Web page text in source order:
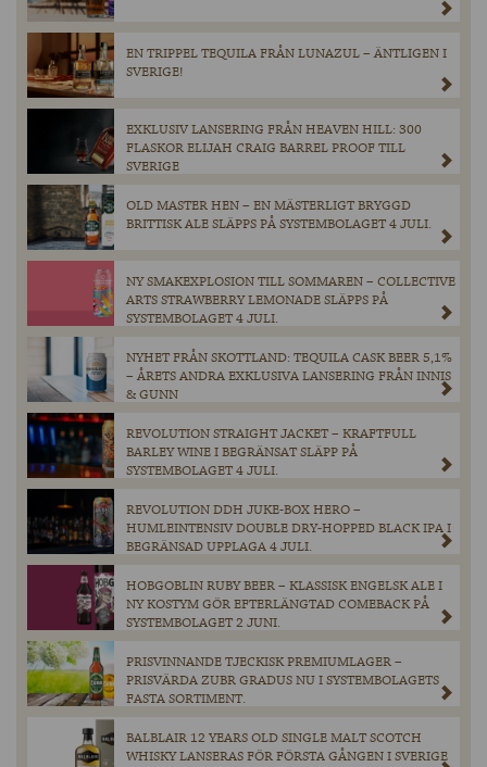
EN TRIPPEL TEQUILA FRÅN LUNAZUL – ÄNTLIGEN I
SVERIGE!
EXKLUSIV LANSERING FRÅN HEAVEN HILL: 300
FLASKOR ELIJAH CRAIG BARREL PROOF TILL
SVERIGE
OLD MASTER HEN – EN MÄSTERLIGT BRYGGD
BRITTISK ALE SLÄPPS PÅ SYSTEMBOLAGET 4 JULI.
NY SMAKEXPLOSION TILL SOMMAREN – COLLECTIVE
ARTS STRAWBERRY LEMONADE SLÄPPS PÅ
SYSTEMBOLAGET 4 JULI.
NYHET FRÅN SKOTTLAND: TEQUILA CASK BEER 5,1%
– ÅRETS ANDRA EXKLUSIVA LANSERING FRÅN INNIS
& GUNN
REVOLUTION STRAIGHT JACKET – KRAFTFULL
BARLEY WINE I BEGRÄNSAT SLÄPP PÅ
SYSTEMBOLAGET 4 JULI.
REVOLUTION DDH JUKE-BOX HERO –
HUMLEINTENSIV DOUBLE DRY-HOPPED BLACK IPA I
BEGRÄNSAD UPPLAGA 4 JULI.
HOBGOBLIN RUBY BEER – KLASSISK ENGELSK ALE I
NY KOSTYM GÖR EFTERLÄNGTAD COMEBACK PÅ
SYSTEMBOLAGET 2 JUNI.
PRISVINNANDE TJECKISK PREMIUMLAGER –
PRISVÄRDA ZUBR GRADUS NU I SYSTEMBOLAGETS
FASTA SORTIMENT.
BALBLAIR 12 YEARS OLD SINGLE MALT SCOTCH
WHISKY LANSERAS FÖR FÖRSTA GÅNGEN I SVERIGE